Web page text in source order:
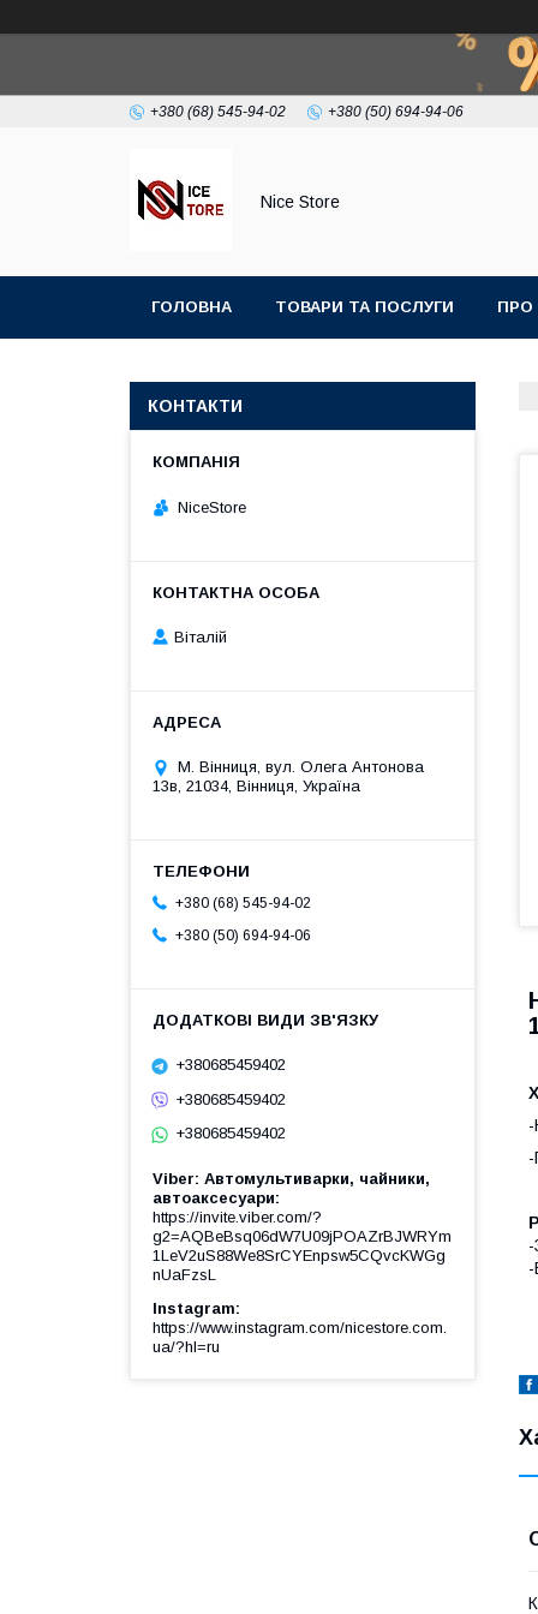
+380 (68) 545-94-02 +380 (50) 694-94-06
Nice Store
ГОЛОВНА ТОВАРИ ТА ПОСЛУГИ ПРО
-
-
-
-
КОНТАКТИ
NiceStore
Віталій
М. Вінниця, вул. Олега Антонова
13в, 21034, Вінниця, Україна
+380 (68) 545-94-02
+380 (50) 694-94-06
+380685459402
+380685459402
+380685459402
Viber: Автомультиварки, чайники,
автоаксесуари
https://invite.viber.com/?
g2=AQBeBsq06dW7U09jPOAZrBJWRYm
1LeV2uS88We8SrCYEnpsw5CQvcKWGg
nUaFzsL
Instagram
https://www.instagram.com/nicestore.com.
ua/?hl=ru